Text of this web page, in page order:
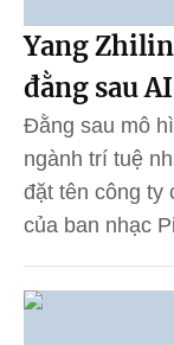
Yang
đằng sau
Đằng sau mô
ngành trí tuệ
đặt tên công ty
của ban nhạc